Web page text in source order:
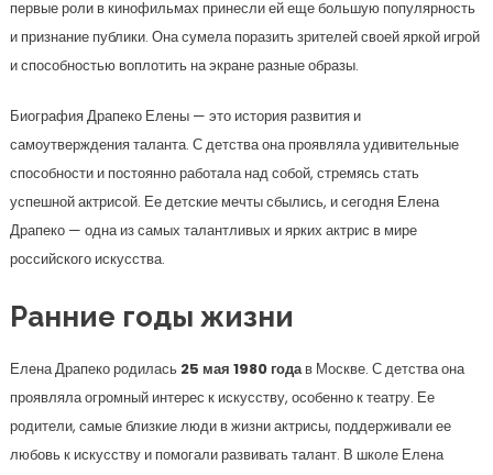
первые роли в кинофильмах принесли ей еще большую популярность
и признание публики. Она сумела поразить зрителей своей яркой игрой
и способностью воплотить на экране разные образы.
Биография Драпеко Елены — это история развития и
самоутверждения таланта. С детства она проявляла удивительные
способности и постоянно работала над собой, стремясь стать
успешной актрисой. Ее детские мечты сбылись, и сегодня Елена
Драпеко — одна из самых талантливых и ярких актрис в мире
российского искусства.
Ранние годы жизни
Елена Драпеко родилась 25 мая 1980 годав Москве. С детства она
проявляла огромный интерес к искусству, особенно к театру. Ее
родители, самые близкие люди в жизни актрисы, поддерживали ее
любовь к искусству и помогали развивать талант. В школе Елена